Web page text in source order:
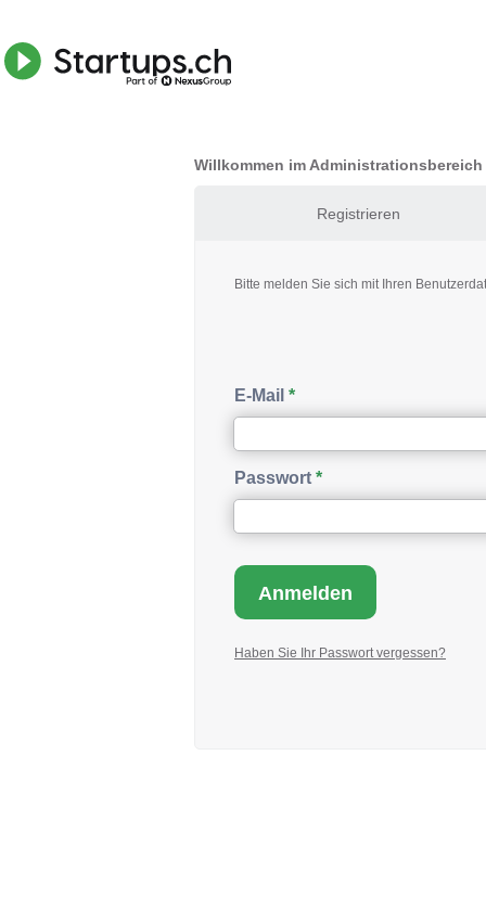
Willkommen im
Registrieren
Bitte melden Sie sich mit Ihren
E-Mail
Passwort
Haben Sie Ihr Passwort vergessen?